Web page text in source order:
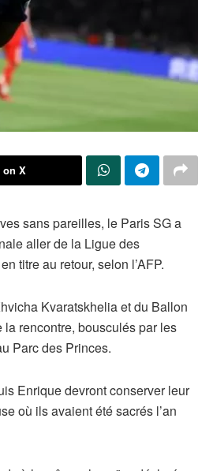
on X
sans pareilles, le Paris SG a
aller de la Ligue des
titre au retour, selon l’AFP.
Kvaratskhelia et du Ballon
rencontre, bousculés par les
Parc des Princes.
Enrique devront conserver leur
où ils avaient été sacrés l’an